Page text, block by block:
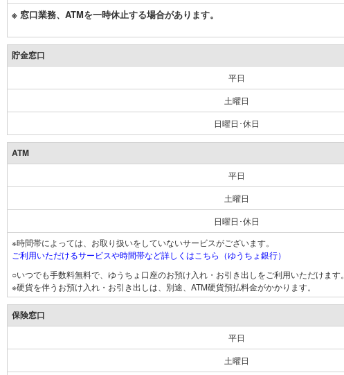
※ 窓口業務、ATMを一時休止する場合があります。
貯金窓口
平日
土曜日
日曜日･休日
ATM
平日
土曜日
日曜日･休日
※時間帯によっては、お取り扱いをしていないサービスがございます。
ご利用いただけるサービスや時間帯など詳しくはこちら（ゆうちょ銀行）
○いつでも手数料無料で、ゆうちょ口座のお預け入れ・お引き出しをご利用いただけます。
※硬貨を伴うお預け入れ・お引き出しは、別途、ATM硬貨預払料金がかかります。
保険窓口
平日
土曜日